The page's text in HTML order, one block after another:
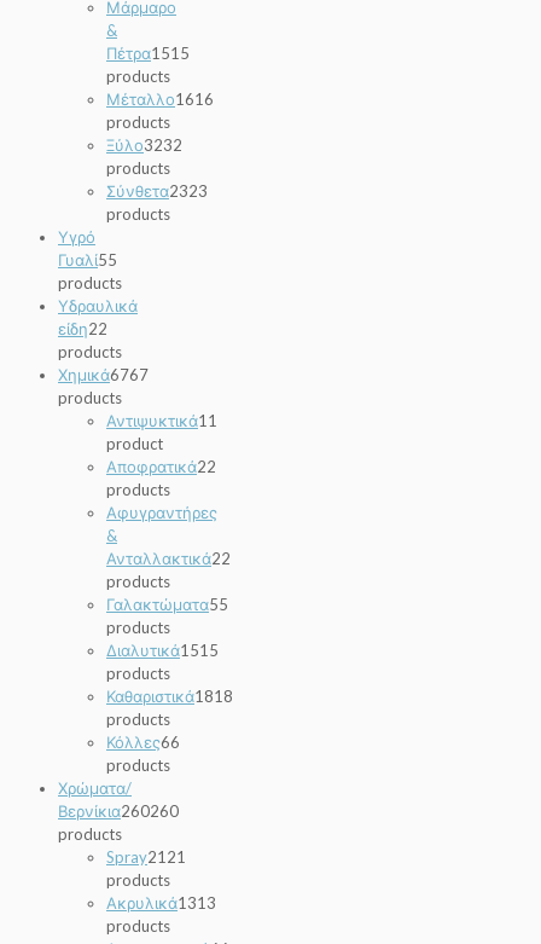
Μάρμαρο
&
Πέτρα1515
products
Μέταλλο1616
products
Ξύλο3232
products
Σύνθετα2323
products
Υγρό
Γυαλί55
products
Υδραυλικά
είδη22
products
Χημικά6767
products
Αντιψυκτικά11
product
Αποφρατικά22
products
Αφυγραντήρες
&
Ανταλλακτικά22
products
Γαλακτώματα55
products
Διαλυτικά1515
products
Καθαριστικά1818
products
Κόλλες66
products
Χρώματα/
Βερνίκια260260
products
Spray2121
products
Ακρυλικά1313
products